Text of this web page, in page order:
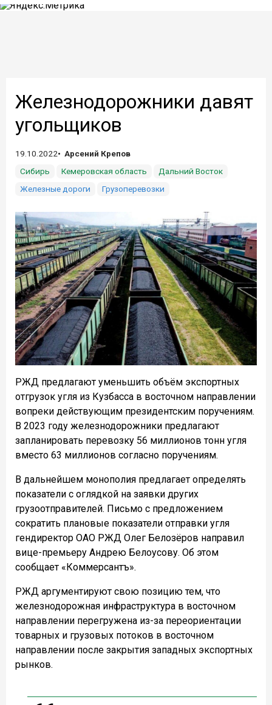
Железнодорожники давят
угольщиков
19.10.2022
Арсений Крепов
Сибирь
Кемеровская область
Дальний Восток
Железные дороги
Грузоперевозки
РЖД предлагают уменьшить объём экспортных
отгрузок угля из Кузбасса в восточном направлении
вопреки действующим президентским поручениям.
В 2023 году железнодорожники предлагают
запланировать перевозку 56 миллионов тонн угля
вместо 63 миллионов согласно поручениям.
В дальнейшем монополия предлагает определять
показатели с оглядкой на заявки других
грузоотправителей. Письмо с предложением
сократить плановые показатели отправки угля
гендиректор ОАО РЖД Олег Белозёров направил
вице-премьеру Андрею Белоусову. Об этом
сообщает «Коммерсантъ».
РЖД аргументируют свою позицию тем, что
железнодорожная инфраструктура в восточном
направлении перегружена из-за переориентации
товарных и грузовых потоков в восточном
направлении после закрытия западных экспортных
рынков.